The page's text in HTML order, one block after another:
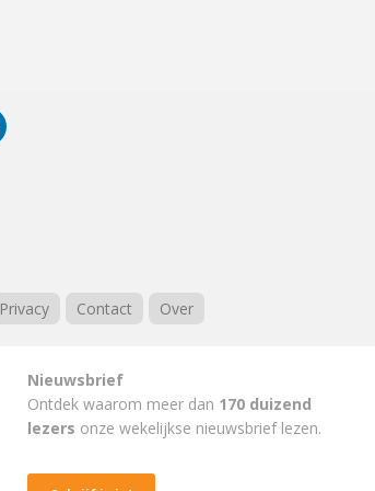
Privacy Contact Over
Nieuwsbrief
Ontdek waarom meer dan 170 duizend
lezers onze wekelijkse nieuwsbrief lezen.